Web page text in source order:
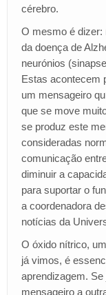
cérebro.
O mesmo é dizer:
da doença de
neurónios
Estas acontecem
um mensageiro
que se move
se produz este
consideradas
comunicação
diminuir a
para suportar o
a coordenadora
notícias da
O óxido nítrico,
já vimos, é
aprendizagem.
mensageiro a